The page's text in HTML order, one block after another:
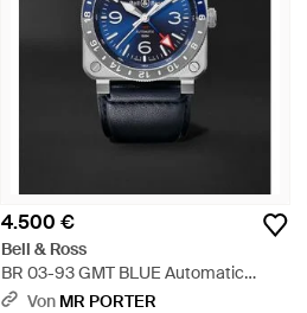
4.500 €
Bell & Ross
BR 03-93 GMT BLUE Automatic
Stainless Steel Watch - Schwarz
Von MR PORTER